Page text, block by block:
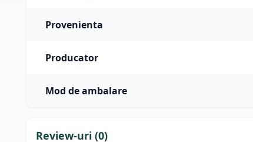
Provenienta
Producator
Mod de ambalare
Review-uri (0)